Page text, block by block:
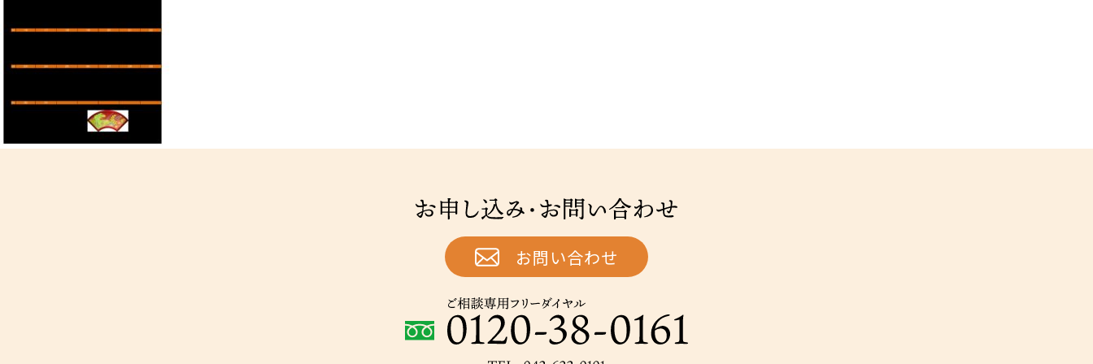
お申し込み・お問い合わせ
お問い合わせ
ご相談専用フリーダイヤル：0120-38-0161